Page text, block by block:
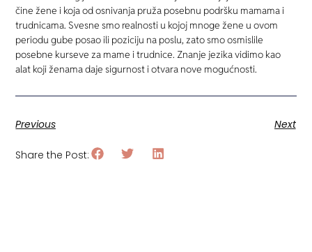
čine žene i koja od osnivanja pruža posebnu podršku mamama i
trudnicama. Svesne smo realnosti u kojoj mnoge žene u ovom
periodu gube posao ili poziciju na poslu, zato smo osmislile
posebne kurseve za mame i trudnice. Znanje jezika vidimo kao
alat koji ženama daje sigurnost i otvara nove mogućnosti.
Previous Next
Share the Post: